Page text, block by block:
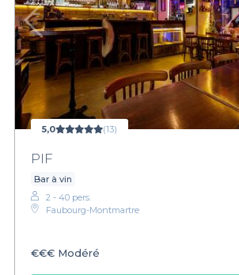
5,0 (13)
PIF
Bar à vin
2 - 40 pers.
Faubourg-Montmartre
€€€ Modéré